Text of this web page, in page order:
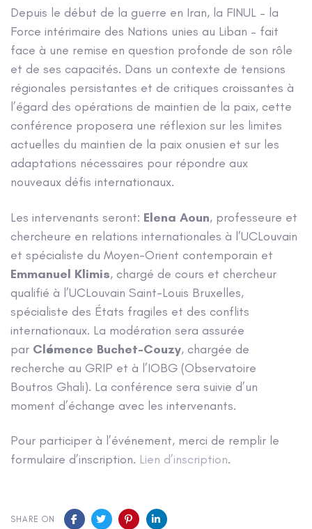
Depuis le début de la guerre en Iran, la FINUL – la
Force intérimaire des Nations unies au Liban – fait
face à une remise en question profonde de son rôle
et de ses capacités. Dans un contexte de tensions
régionales persistantes et de critiques croissantes à
l’égard des opérations de maintien de la paix, cette
conférence proposera une réflexion sur les limites
actuelles du maintien de la paix onusien et sur les
adaptations nécessaires pour répondre aux
nouveaux défis internationaux.
Les intervenants seront: Elena Aoun, professeure et
chercheure en relations internationales à l’UCLouvain
et spécialiste du Moyen-Orient contemporain et
Emmanuel Klimis, chargé de cours et chercheur
qualifié à l’UCLouvain Saint-Louis Bruxelles,
spécialiste des États fragiles et des conflits
internationaux. La modération sera assurée
par Clémence Buchet-Couzy, chargée de
recherche au GRIP et à l’IOBG (Observatoire
Boutros Ghali). La conférence sera suivie d’un
moment d’échange avec les intervenants.
Pour participer à l’événement, merci de remplir le
formulaire d’inscription. Lien d’inscription.
SHARE ON